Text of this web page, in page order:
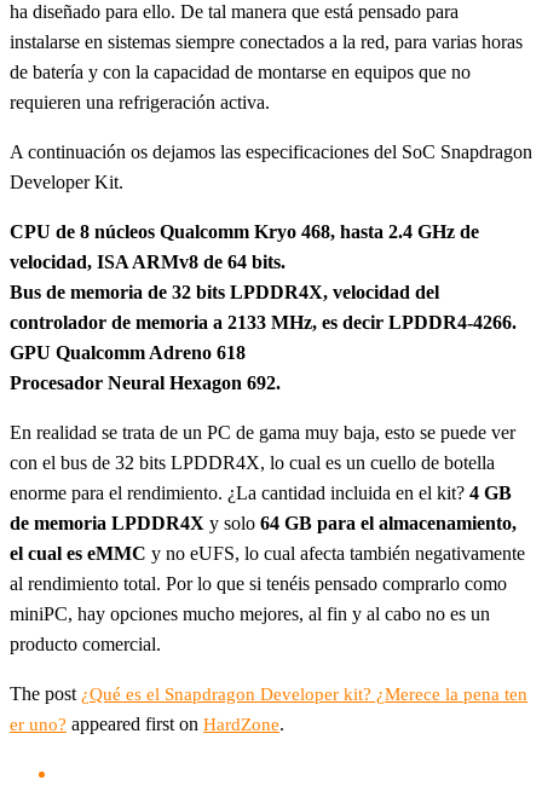
ha diseñado para ello. De tal manera que está pensado para
instalarse en sistemas siempre conectados a la red, para varias horas
de batería y con la capacidad de montarse en equipos que no
requieren una refrigeración activa.
A continuación os dejamos las especificaciones del SoC Snapdragon
Developer Kit.
CPU de 8 núcleos Qualcomm Kryo 468, hasta 2.4 GHz de
velocidad, ISA ARMv8 de 64 bits.
Bus de memoria de 32 bits LPDDR4X, velocidad del
controlador de memoria a 2133 MHz, es decir LPDDR4-4266.
GPU Qualcomm Adreno 618
Procesador Neural Hexagon 692.
En realidad se trata de un PC de gama muy baja, esto se puede ver
con el bus de 32 bits LPDDR4X, lo cual es un cuello de botella
enorme para el rendimiento. ¿La cantidad incluida en el kit? 4 GB
de memoria LPDDR4X y solo 64 GB para el almacenamiento,
el cual es eMMC y no eUFS, lo cual afecta también negativamente
al rendimiento total. Por lo que si tenéis pensado comprarlo como
miniPC, hay opciones mucho mejores, al fin y al cabo no es un
producto comercial.
The post ¿Qué es el Snapdragon Developer kit? ¿Merece la pena ten
er uno? appeared first on HardZone.